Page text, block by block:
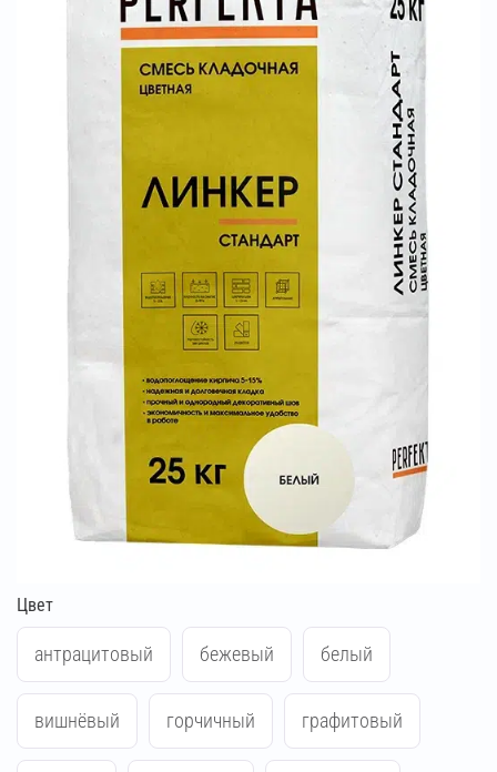
Цвет
антрацитовый бежевый белый
вишнёвый горчичный графитовый